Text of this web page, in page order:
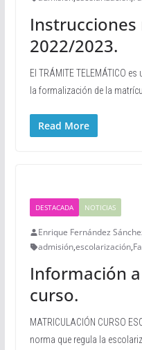
2022/2023.
El TRÁMITE TELEMÁTICO
la formalización de la
Read More
DESTACADA NOTICIAS
Enrique Fernández
admisión,escolarización,
Información
curso.
MATRICULACIÓN CURSO
norma que regula la